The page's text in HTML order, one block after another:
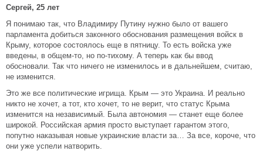
Сергей, 25 лет
Я понимаю так, что Владимиру Путину нужно было от вашего
парламента добиться законного обоснования размещения войск в
Крыму, которое состоялось еще в пятницу. То есть войска уже
введены, в общем-то, но по-тихому. А теперь как бы ввод
обосновали. Так что ничего не изменилось и в дальнейшем, считаю,
не изменится.
Это же все политические игрища. Крым — это Украина. И реально
никто не хочет, а тот, кто хочет, то не верит, что статус Крыма
изменится на независимый. Была автономия — станет еще более
широкой. Российская армия просто выступает гарантом этого,
попутно наказывая новые украинские власти за… За все, короче, что
они уже успели натворить.